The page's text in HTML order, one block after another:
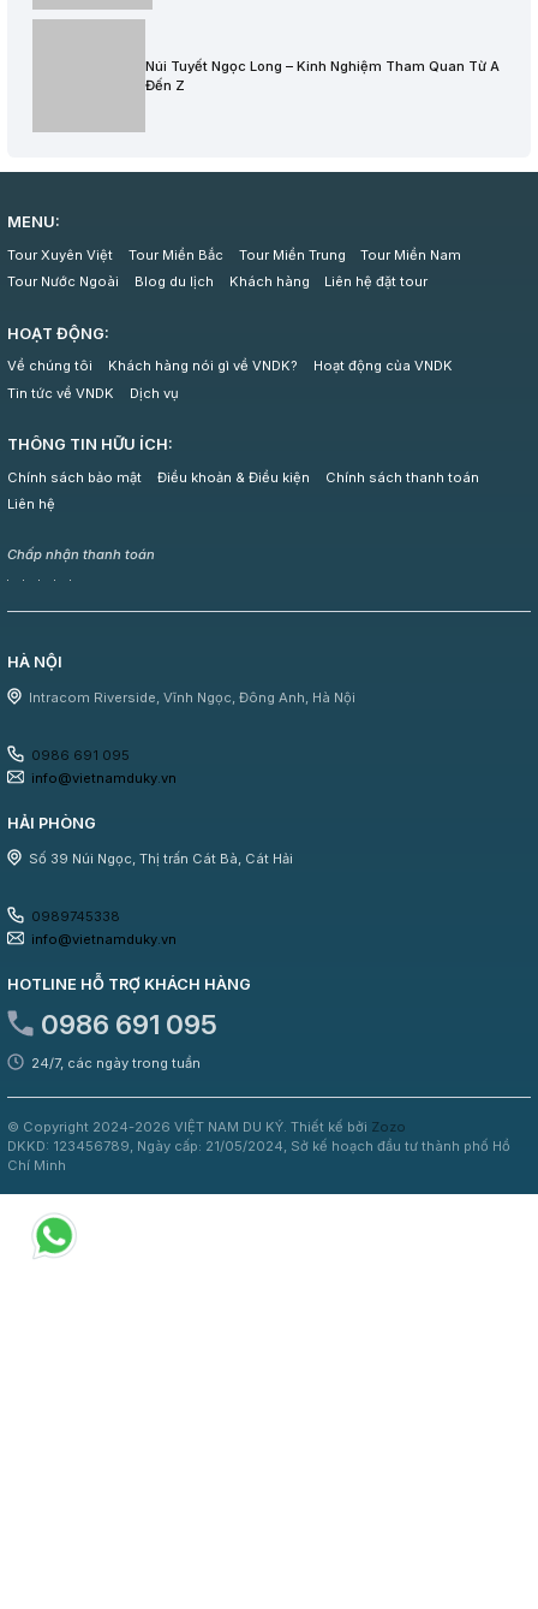
Núi Tuyết Ngọc Long – Kinh Nghiệm Tham Quan Từ A
Đến Z
MENU:
Tour Xuyên Việt Tour Miền Bắc Tour Miền Trung
Tour Miền Nam
Tour Nước Ngoài
Blog du lịch Khách hàng Liên hệ đặt tour
HOẠT ĐỘNG:
Về chúng tôi Khách hàng nói gì về VNDK?
Hoạt động của VNDK
Tin tức về VNDK
Dịch vụ
THÔNG TIN HỮU ÍCH:
Chính sách bảo mật Điều khoản & Điều kiện
Chính sách thanh toán
Liên hệ
Chấp nhận thanh toán
HÀ NỘI
Intracom Riverside, Vĩnh Ngọc, Đông Anh, Hà Nội
0986 691 095
info@vietnamduky.vn
HẢI PHÒNG
Số 39 Núi Ngọc, Thị trấn Cát Bà, Cát Hải
0989745338
info@vietnamduky.vn
HOTLINE HỖ TRỢ KHÁCH HÀNG
0986 691 095
24/7, các ngày trong tuần
© Copyright 2024-2026 VIỆT NAM DU KÝ. Thiết kế bởi Zozo
DKKD: 123456789, Ngày cấp: 21/05/2024, Sở kế hoạch đầu tư thành phố Hồ
Chí Minh